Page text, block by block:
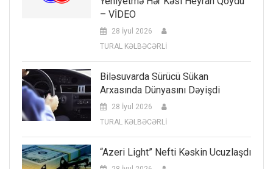
– VİDEO
28 İyul 2026
TURAL KƏLBƏCƏRLİ
Biləsuvarda Sürücü Sükan
Arxasında Dünyasını Dəyişdi
28 İyul 2026
TURAL KƏLBƏCƏRLİ
“Azeri Light” Nefti Kəskin Ucuzlaşdı